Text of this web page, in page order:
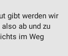
gibt werden wir
ab und zu
im Weg